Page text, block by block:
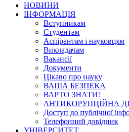
НОВИНИ
ІНФОРМАЦІЯ
Вступникам
Студентам
Аспірантам і науковцям
Викладачам
Вакансії
Документи
Цікаво про науку
ВАША БЕЗПЕКА
ВАРТО ЗНАТИ!
АНТИКОРУПЦІЙНА
Доступ до публічної
Телефонний довідник
УНІВЕРСИТЕТ